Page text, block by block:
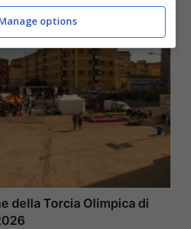
della Torcia Olimpica di
options